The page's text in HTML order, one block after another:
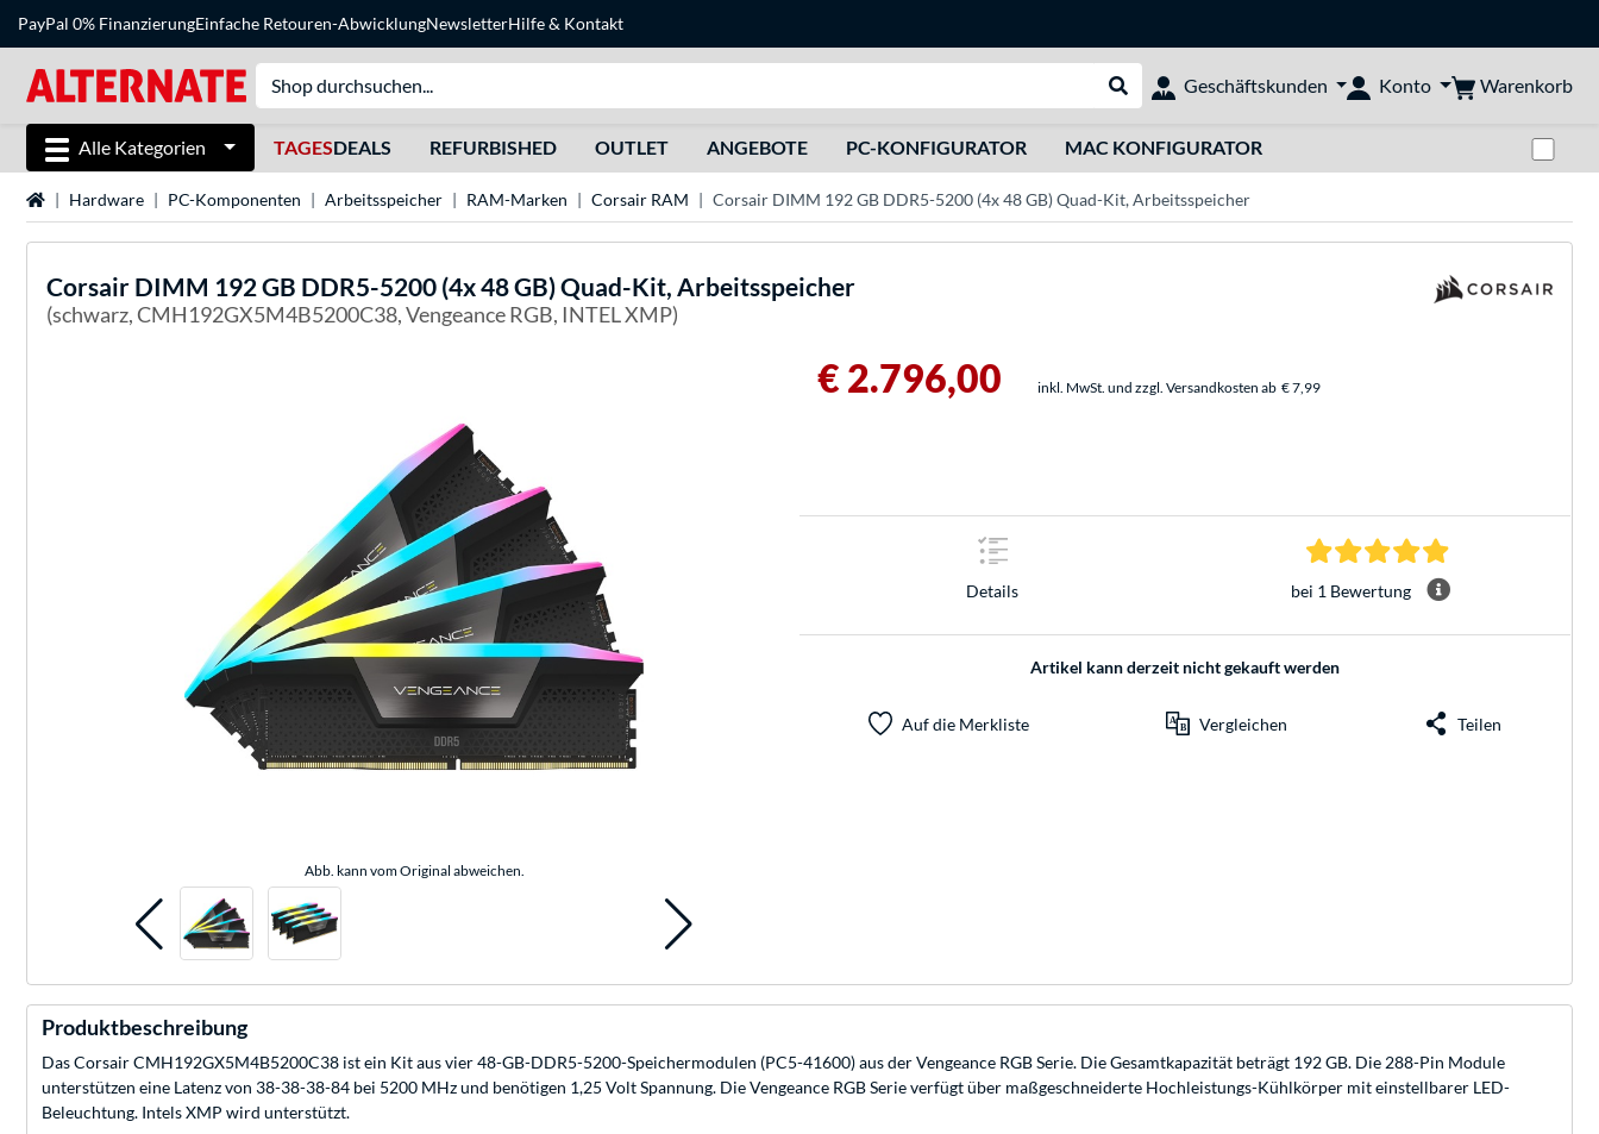
PayPal 0% FinanzierungEinfache Retouren-AbwicklungNewsletterHilfe& Kontakt
Suche durchführen
Geschäftskunden Konto Warenkorb
Alle Kategorien TAGESDEALS REFURBISHED OUTLET ANGEBOTE PC-KONFIGURATOR MAC KONFIGURATOR
StartseiteHardware PC-Komponenten Arbeitsspeicher RAM-Marken Corsair RAM Corsair DIMM 192 GB DDR5-5200 (4x 48 GB) Quad-Kit, Arbeitsspeicher
Corsair DIMM 192 GB DDR5-5200 (4x 48 GB) Quad-Kit, Arbeitsspeicher
(schwarz, CMH192GX5M4B5200C38, Vengeance RGB, INTEL XMP)
Abb. kann vom Original abweichen.
€ 2.796,00 inkl. MwSt. und zzgl. Versandkosten ab € 7,99
Details
5.0 Sterne bei 1
bei 1 Bewertung
Artikel kann derzeit nicht gekauft werden
Auf die Merkliste Vergleichen Teilen
Produktbeschreibung
Das Corsair CMH192GX5M4B5200C38 ist ein Kit aus vier 48-GB-DDR5-5200-Speichermodulen (PC5-41600) aus der Vengeance RGB Serie. Die Gesamtkapazität beträgt 192 GB. Die 288-Pin Module
unterstützen eine Latenz von 38-38-38-84 bei 5200 MHz und benötigen 1,25 Volt Spannung. Die Vengeance RGB Serie verfügt über maßgeschneiderte Hochleistungs-Kühlkörper mit einstellbarer LED-
Beleuchtung. Intels XMP wird unterstützt.